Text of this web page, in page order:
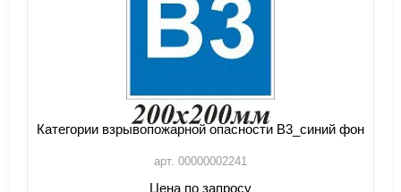
Категории взрывопожарной опасности В3_синий фон
арт. 00000002241
Цена по запросу